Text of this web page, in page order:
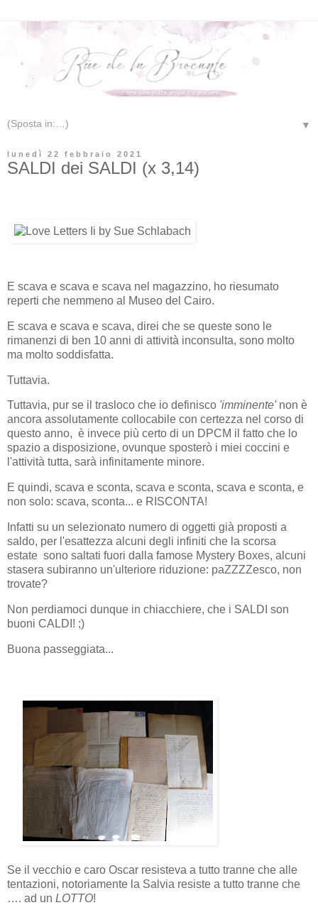
▼
lunedì 22 febbraio 2021
SALDI dei SALDI (x 3,14)
E scava e scava e scava nel magazzino, ho riesumato
reperti che nemmeno al Museo del Cairo.
E scava e scava e scava, direi che se queste sono le
rimanenzi di ben 10 anni di attività inconsulta, sono molto
ma molto soddisfatta.
Tuttavia.
Tuttavia, pur se il trasloco che io definisco 'imminente'non è
ancora assolutamente collocabile con certezza nel corso di
questo anno, è invece più certo di un DPCM il fatto che lo
spazio a disposizione, ovunque sposterò i miei coccini e
l'attività tutta, sarà infinitamente minore.
E quindi, scava e sconta, scava e sconta, scava e sconta, e
non solo: scava, sconta... e RISCONTA!
Infatti su un selezionato numero di oggetti già proposti a
saldo, per l'esattezza alcuni degli infiniti che la scorsa
estate sono saltati fuori dalla famose Mystery Boxes, alcuni
stasera subiranno un'ulteriore riduzione: paZZZZesco, non
trovate?
Non perdiamoci dunque in chiacchiere, che i SALDI son
buoni CALDI! ;)
Buona passeggiata...
Se il vecchio e caro Oscar resisteva a tutto tranne che alle
tentazioni, notoriamente la Salvia resiste a tutto tranne che
…. ad un LOTTO!